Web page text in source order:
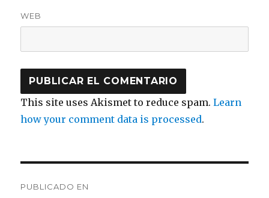
WEB
This site uses Akismet to reduce spam.Learn
how your comment data is processed.
PUBLICADO EN